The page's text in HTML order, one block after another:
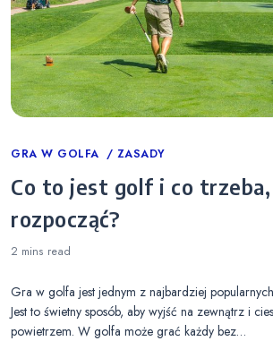
Categories
GRA W GOLFA ZASADY
Co to jest golf i co
rozpocząć?
2 mins read
Gra w golfa jest jednym z najbardziej
Jest to świetny sposób, aby wyjść na zewnątrz i
powietrzem. W golfa może grać każdy bez…